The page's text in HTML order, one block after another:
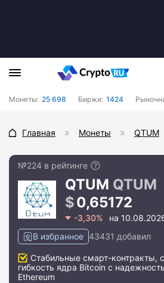
Монеты: 25 698 Биржи: 1424
Главная Монеты QTUM
№224 в рейтинге
QTUM QTUM
0,65172
-3,30%
на
В избранное 43431 добавил
Стабильные смарт-контракты,
гибкость ядра Bitcoin с
Ethereum